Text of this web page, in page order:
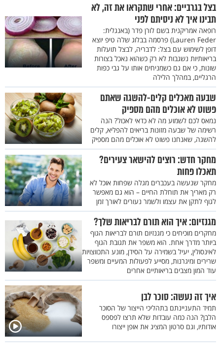
בצל בגרביים: אחרי שתקראו את זה, לא
תבינו איך לא ניסיתם לפני
רופאה אמריקנית בשם לורן פדר (באנגלית:
Lauren Feder) פרסמה בבלוג שלה טיפ יוצא
דופן לשימוש עם בצל: לדבריה, לבצל תועלות
בריאותיות נשגבות לא רק כשהוא נאכל בצורות
שונות, כי אם גם כשמניחים אותו על גבי כפות
הרגליים, במהלך הלילה
שבעה מאכלים קלים-להשגה שאתם
פשוט לא אוכלים מהם מספיק
נמאס לכם לשמוע מה לא כדאי לאכול? הנה
רשימה של שבעה מזונות בריאים להפליא, קלים
להשגה, שאנחנו פשוט לא אוכלים מהם מספיק
מחקר חדש: רוצים להישאר צעירים?
תאכלו פחות
מחקר שנעשה בעכברים מגלה שפחות אוכל לא
רק מאריך את תוחלת החיים – הוא גם מאפשר
לגוף לתקן את עצמו ולשמר נעורים לאורך זמן
מגנזיום: איך הוא תורם לבריאות שלך?
מחקרים מוכיחים כי מגנזיום תורם לבריאות הגוף
ביותר מדרך אחת. הוא משפר את תגובת הגוף
לאינסולין, יעיל בשמירה על הסידן, מונע התכווצויות
שרירים ומיגרנות, מסייע לפעולות המעיים ומשפר
עוד המון מצבים בריאותיים אחרים
איך זה נעשה: סוכר לבן
תמיד התעניינתם בתהליכי הייצור של הסוכר
הלבן? הנה כמה עובדות שלא תרצו לפספס
אודותיו, וגם סרטון המציג את אופן ייצורו